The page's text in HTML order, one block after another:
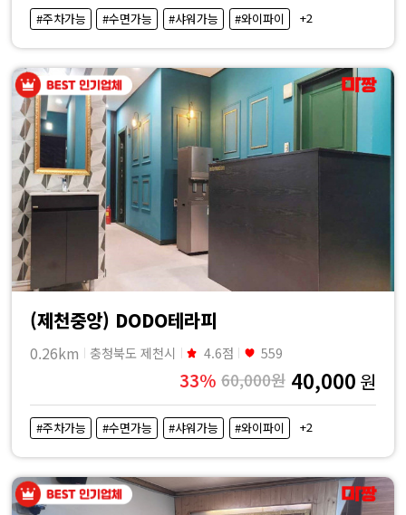
내
근
처
마
사
지
샵
가
격
비
교
#주차가능 #수면가능 #샤워가능 #와이파이 +2
(제천중앙) DODO테라피
0.26km 충청북도 제천시 4.6점 559
33% 60,000원 40,000 원
#주차가능 #수면가능 #샤워가능 #와이파이 +2